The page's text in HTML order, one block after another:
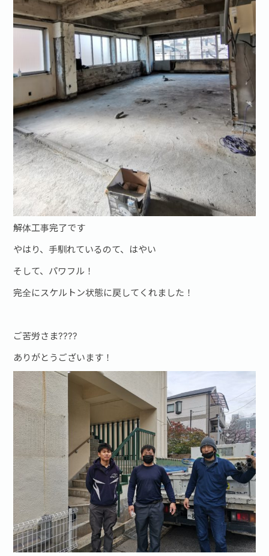
解体工事完了です
やはり、手馴れているのて、はやい
そして、パワフル！
完全にスケルトン状態に戻してくれました！
ご苦労さま????
ありがとうございます！